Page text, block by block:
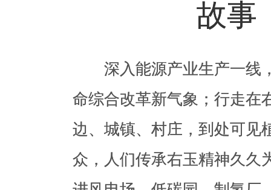
深入能源产业生产一线
边、城镇、村庄，到处可见
众，人们传承右玉精神久久
进风电场、低碳园、制氢厂
青年的鲜活故事……初夏时
故事
深入能源产业生产一线
命综合改革新气象；行走在
边、城镇、村庄，到处可见
众，人们传承右玉精神久久